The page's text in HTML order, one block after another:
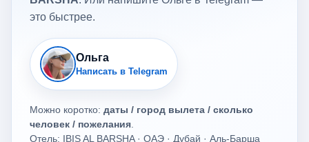
это быстрее.
Ольга
Написать в Telegram
Можно коротко: даты / город вылета / сколько
человек / пожелания
Отель: IBIS AL BARSHA · ОАЭ · Дубай · Аль-Барша